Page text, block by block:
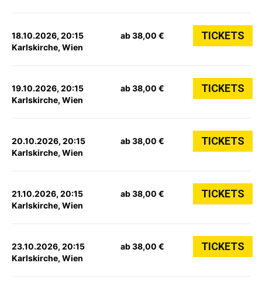
18.10.2026, 20:15
Karlskirche, Wien
ab 38,00 € TICKETS
19.10.2026, 20:15
Karlskirche, Wien
ab 38,00 € TICKETS
20.10.2026, 20:15
Karlskirche, Wien
ab 38,00 € TICKETS
21.10.2026, 20:15
Karlskirche, Wien
ab 38,00 € TICKETS
23.10.2026, 20:15
Karlskirche, Wien
ab 38,00 € TICKETS